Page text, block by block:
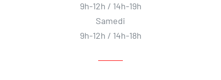
9h-12h / 14h-19h
Samedi
9h-12h / 14h-18h